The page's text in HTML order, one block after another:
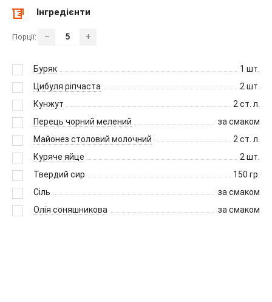
Інгредієнти
Порції: – +
Буряк 1 шт.
Цибуля ріпчаста
2 шт.
Кунжут
2 ст. л.
Перець чорний мелений
за смаком
Майонез столовий молочний
2 ст. л.
Куряче яйце
2 шт.
Твердий сир
150 гр.
Сіль
за смаком
Олія соняшникова
за смаком